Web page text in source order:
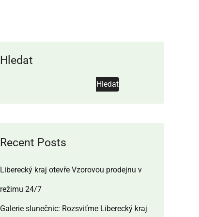
Hledat
Hledat
Recent Posts
Liberecký kraj otevře Vzorovou prodejnu v
režimu 24/7
Galerie slunečnic: Rozsviťme Liberecký kraj